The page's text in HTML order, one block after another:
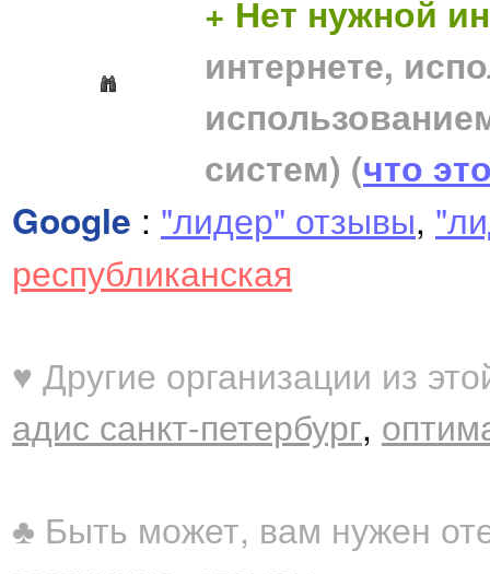
+ Нет нужной
интернете,
систем) (что
Google : "лидер" отзывы,
республиканская
♥ Другие организации из
адис санкт-петербург,
♣ Быть может, вам нужен